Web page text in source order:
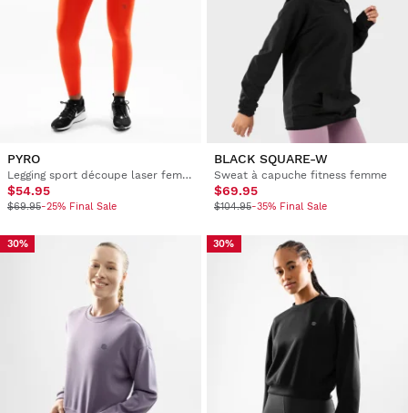
PYRO
Legging sport découpe laser femme
$54.95
$69.95-25% Final Sale
BLACK SQUARE-W
Sweat à capuche fitness femme
$69.95
$104.95-35% Final Sale
30% 30%